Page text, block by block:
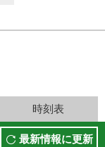
時刻表
最新情報に更新